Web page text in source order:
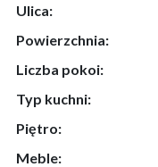
Ulica:
Powierzchnia:
Liczba pokoi:
Typ kuchni:
Piętro:
Meble: